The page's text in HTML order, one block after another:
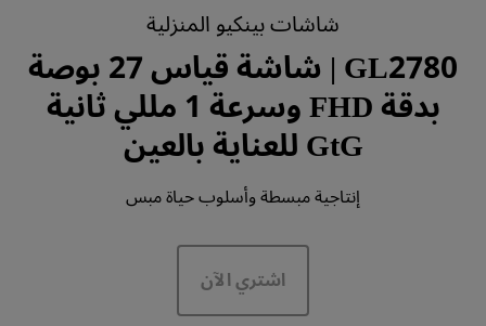
شاشات بينكيو المنزلية
GL2780 | شاشة قياس 27 بوصة
بدقة FHD وسرعة 1 مللي ثانية
GtG للعناية بالعين
إنتاجية مبسطة وأسلوب حياة مبس
اشتري الآن